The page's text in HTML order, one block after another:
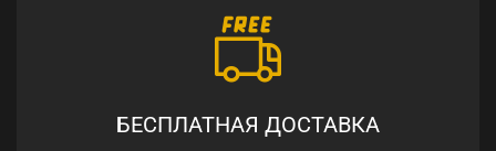
БЕСПЛАТНАЯ ДОСТАВКА